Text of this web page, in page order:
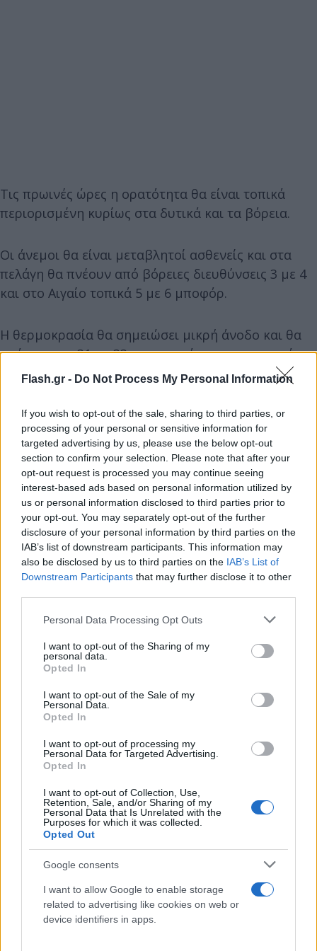
Flash.gr - Do Not Process My Personal Information
If you wish to opt-out of the sale, sharing to third parties, or
processing of your personal or sensitive information for
targeted advertising by us, please use the below opt-out
section to confirm your selection. Please note that after your
opt-out request is processed you may continue seeing
interest-based ads based on personal information utilized by
us or personal information disclosed to third parties prior to
your opt-out. You may separately opt-out of the further
disclosure of your personal information by third parties on the
IAB’s list of downstream participants. This information may
also be disclosed by us to third parties on the IAB’s List of
Downstream Participants that may further disclose it to other
Please note that this website/app uses one or more Google
not limited to your visit or usage behaviour. You may click to
grant or deny consent to Google and its third-party tags to
use your data for below specified purposes in below Google
consent section.
Personal Data Processing Opt Outs
I want to opt-out of the Sharing of my
personal data.
Opted In
I want to opt-out of the Sale of my
Personal Data.
Opted In
I want to opt-out of processing my
Personal Data for Targeted Advertising.
Opted In
I want to opt-out of Collection, Use,
Retention, Sale, and/or Sharing of my
Personal Data that Is Unrelated with the
Purposes for which it was collected.
Opted Out
Google consents
I want to allow Google to enable storage
related to advertising like cookies on web or
device identifiers in apps.
Τις πρωινές ώρες η ορατότητα θα είναι τοπικά
περιορισμένη κυρίως στα δυτικά και τα βόρεια.
Οι άνεμοι θα είναι μεταβλητοί ασθενείς και στα
πελάγη θα πνέουν από βόρειες διευθύνσεις 3 με 4
και στο Αιγαίο τοπικά 5 με 6 μποφόρ.
Η θερμοκρασία θα σημειώσει μικρή άνοδο και θα
φτάσει τους 31 με 33 και τοπικά στα ηπειρωτικά
τους 33 με 34 βαθμούς Κελσίου. Στη Θεσσαλία η
ΜΑΚΕΔΟΝΙΑ, ΘΡΑΚΗ
Καιρός: Αραιές νεφώσεις πρόσκαιρα αυξημένες τις
μεσημβρινές και απογευματινές ώρες.
Ανεμοι: Μεταβλητοί 3 με 4 μποφόρ.
Θερμοκρασία: Από 14 έως 33 βαθμούς Κελσίου. Στη
δυτική Μακεδονία 2 με 3 βαθμούς χαμηλότερη.
ΝΗΣΙΑ ΙΟΝΙΟΥ, ΗΠΕΙΡΟΣ, ΔΥΤΙΚΗ ΣΤΕΡΕΑ,
ΔΥΤΙΚΗ ΠΕΛΟΠΟΝΝΗΣΟΣ
Καιρός: Αραιές νεφώσεις κατά διαστήματα πιο
πυκνές.
Ανεμοι: Μεταβλητοί 3 και στο Ιόνιο από δυτικοί
Θερμοκρασία: Από 16 έως 34 βαθμούς Κελσίου. Στο
εσωτερικό της Ηπείρου 3 με 4 βαθμούς
χαμηλότερη.
ΘΕΣΣΑΛΙΑ, ΑΝΑΤΟΛΙΚΗ ΣΤΕΡΕΑ, ΑΝΑΤΟΛΙΚΗ
ΠΕΛΟΠΟΝΝΗΣΟΣ